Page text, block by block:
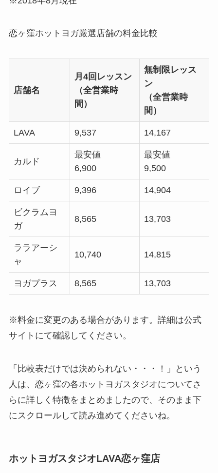
恋ヶ窪ホットヨガ厳選店舗の料金比較
店舗名
月4回レッスン
（全営業時
間）
無制限レッス
ン
（全営業時
間）
LAVA 9,537 14,167
カルド
最安値
6,900
最安値
9,500
ロイブ 9,396 14,904
ビクラムヨ
ガ
8,565 13,703
ララアーシ
ャ
10,740 14,815
ヨガプラス 8,565 13,703
※料金に変更のある場合があります。詳細は公式
サイトにて確認してください。
「比較表だけでは決められない・・・！」という
人は、恋ヶ窪の各ホットヨガスタジオについてさ
らに詳しく特徴をまとめましたので、そのまま下
にスクロールして読み進めてくださいね。
ホットヨガスタジオLAVA恋ヶ窪店